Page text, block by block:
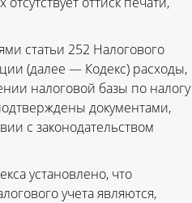
статьи 252 Налогового
(далее — Кодекс) расходы,
налоговой базы по налогу
документами,
с законодательством
установлено, что
учета являются,